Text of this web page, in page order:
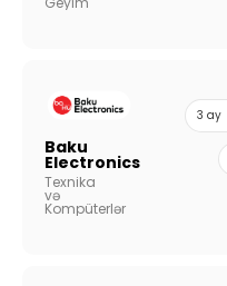
Baku
Electronics
Texnika
və
Kompüterlər
3 ay